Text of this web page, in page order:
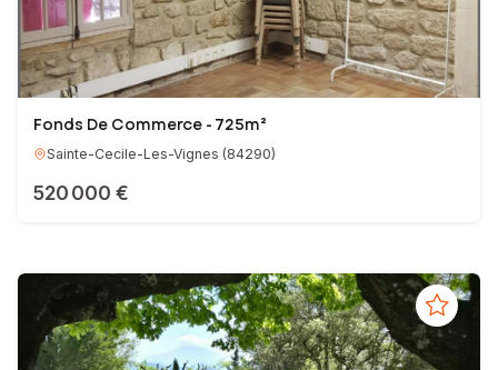
Conseillère Indépendante en Immobilier
EI - Agent commercial - 519 959 084 RSAC AVIGNON
Fonds De Commerce - 725m²
Sainte-Cecile-Les-Vignes (84290)
520 000 €